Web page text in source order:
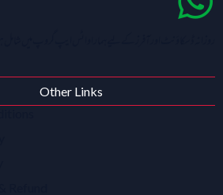
Other Links